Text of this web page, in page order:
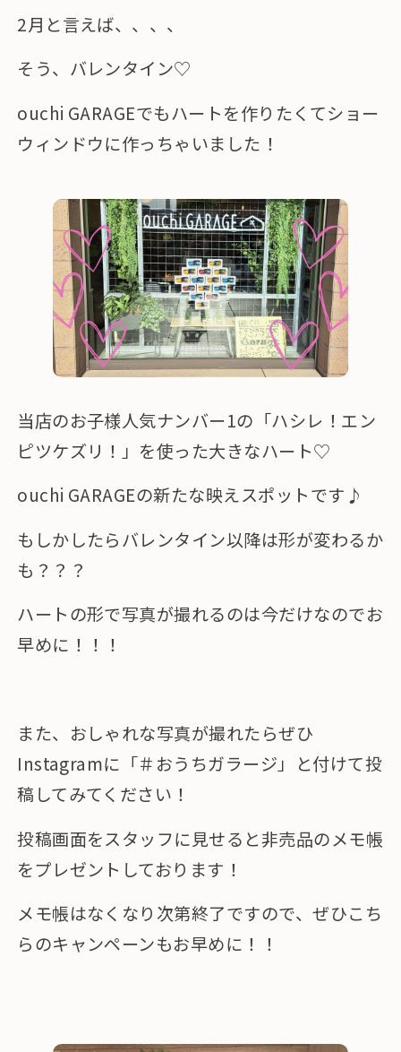
2月と言えば、、、、
そう、バレンタイン♡
ouchi GARAGEでもハートを作りたくてショー
ウィンドウに作っちゃいました！
当店のお子様人気ナンバー1の「ハシレ！エン
ピツケズリ！」を使った大きなハート♡
ouchi GARAGEの新たな映えスポットです♪
もしかしたらバレンタイン以降は形が変わるか
も？？？
ハートの形で写真が撮れるのは今だけなのでお
早めに！！！
また、おしゃれな写真が撮れたらぜひ
Instagramに「＃おうちガラージ」と付けて投
稿してみてください！
投稿画面をスタッフに見せると非売品のメモ帳
をプレゼントしております！
メモ帳はなくなり次第終了ですので、ぜひこち
らのキャンペーンもお早めに！！